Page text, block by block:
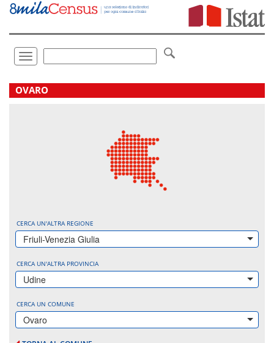
Vai
direttamente
Toggle
navigation
.
OVARO
CERCA UN'ALTRA REGIONE
Friuli-Venezia Giulia
CERCA UN'ALTRA PROVINCIA
Udine
CERCA UN COMUNE
Ovaro